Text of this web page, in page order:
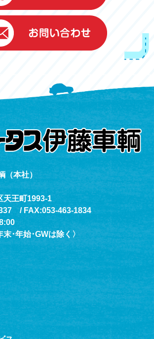
ドワン浜松
0338
5851-0339
中無休24h対応）
（本社）
天王町1993-1
/ FAX:053-463-1834
末･年始･GWは除く〉